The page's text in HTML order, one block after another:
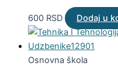
600 RSD Dodaj u
Osnovna škola